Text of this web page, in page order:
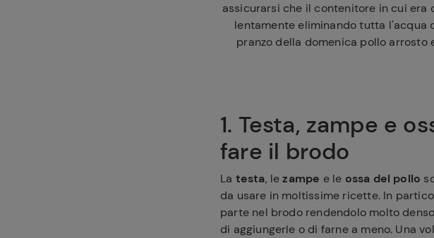
assicurarsi che il contenitore in cui era
lentamente eliminando tutta l'acqua
pranzo della domenica pollo arrosto
1. Testa, zampe e
fare il brodo
La testa, lezampe e le ossa del pollo
da usare in moltissime ricette. In
parte nel brodo rendendolo molto
di aggiungerle o di farne a meno. Una